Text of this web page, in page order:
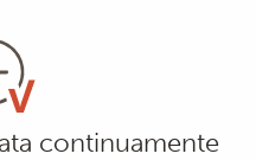
continuamente